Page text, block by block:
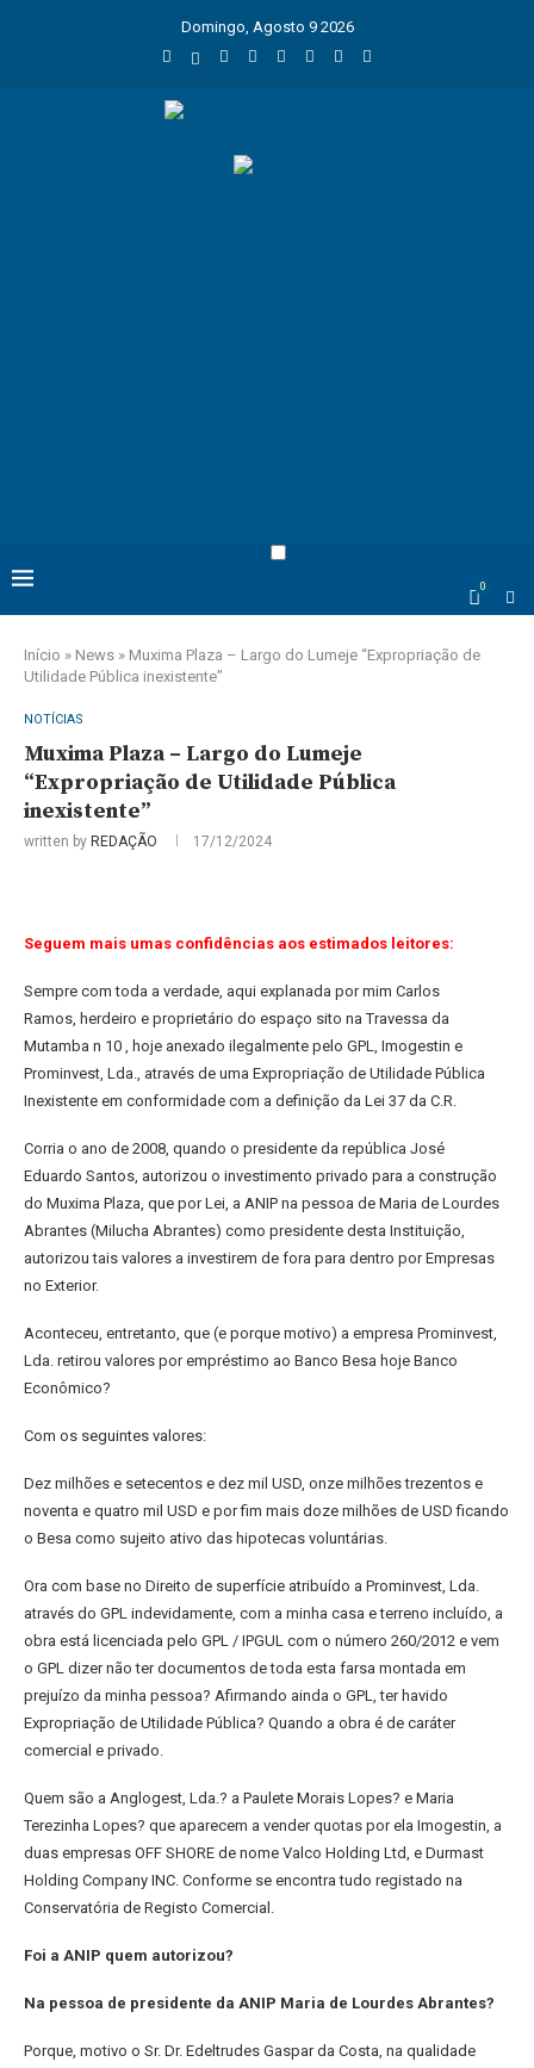
Domingo, Agosto 9 2026
0
Início » News » Muxima Plaza – Largo do Lumeje “Expropriação de
Utilidade Pública inexistente”
NOTÍCIAS
Muxima Plaza – Largo do Lumeje
“Expropriação de Utilidade Pública
inexistente”
written by REDAÇÃO 17/12/2024
Seguem mais umas confidências aos estimados leitores:
Sempre com toda a verdade, aqui explanada por mim Carlos
Ramos, herdeiro e proprietário do espaço sito na Travessa da
Mutamba n 10 , hoje anexado ilegalmente pelo GPL, Imogestin e
Prominvest, Lda., através de uma Expropriação de Utilidade Pública
Inexistente em conformidade com a definição da Lei 37 da C.R.
Corria o ano de 2008, quando o presidente da república José
Eduardo Santos, autorizou o investimento privado para a construção
do Muxima Plaza, que por Lei, a ANIP na pessoa de Maria de Lourdes
Abrantes (Milucha Abrantes) como presidente desta Instituição,
autorizou tais valores a investirem de fora para dentro por Empresas
no Exterior.
Aconteceu, entretanto, que (e porque motivo) a empresa Prominvest,
Lda. retirou valores por empréstimo ao Banco Besa hoje Banco
Econômico?
Com os seguintes valores:
Dez milhões e setecentos e dez mil USD, onze milhões trezentos e
noventa e quatro mil USD e por fim mais doze milhões de USD ficando
o Besa como sujeito ativo das hipotecas voluntárias.
Ora com base no Direito de superfície atribuído a Prominvest, Lda.
através do GPL indevidamente, com a minha casa e terreno incluído, a
obra está licenciada pelo GPL / IPGUL com o número 260/2012 e vem
o GPL dizer não ter documentos de toda esta farsa montada em
prejuízo da minha pessoa? Afirmando ainda o GPL, ter havido
Expropriação de Utilidade Pública? Quando a obra é de caráter
comercial e privado.
Quem são a Anglogest, Lda.? a Paulete Morais Lopes? e Maria
Terezinha Lopes? que aparecem a vender quotas por ela Imogestin, a
duas empresas OFF SHORE de nome Valco Holding Ltd, e Durmast
Holding Company INC. Conforme se encontra tudo registado na
Conservatória de Registo Comercial.
Foi a ANIP quem autorizou?
Na pessoa de presidente da ANIP Maria de Lourdes Abrantes?
Porque, motivo o Sr. Dr. Edeltrudes Gaspar da Costa, na qualidade